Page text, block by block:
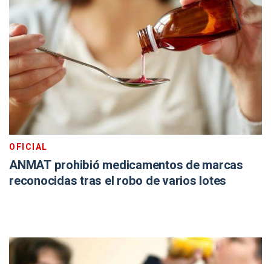
OFICIAL
ANMAT prohibió medicamentos de marcas
reconocidas tras el robo de varios lotes